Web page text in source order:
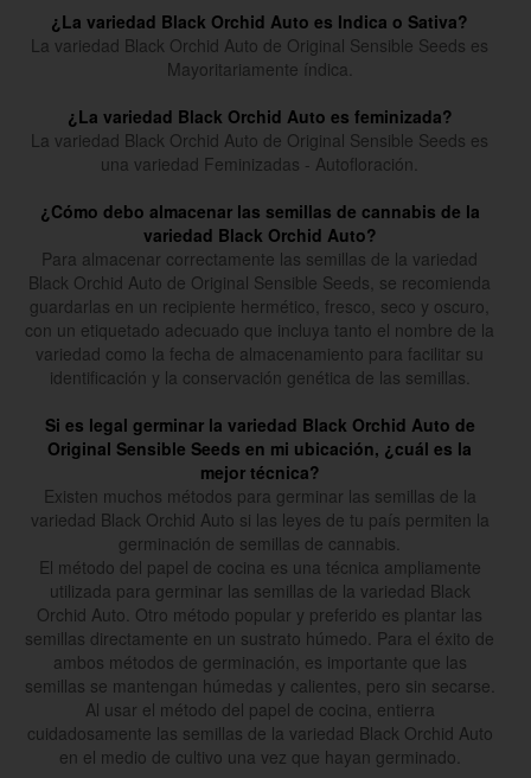
¿La variedad Black Orchid Auto es Indica o Sativa?
La variedad Black Orchid Auto de Original Sensible Seeds es
Mayoritariamente índica.
¿La variedad Black Orchid Auto es feminizada?
La variedad Black Orchid Auto de Original Sensible Seeds es
una variedad Feminizadas - Autofloración.
¿Cómo debo almacenar las semillas de cannabis de la
variedad Black Orchid Auto?
Para almacenar correctamente las semillas de la variedad
Black Orchid Auto de Original Sensible Seeds, se recomienda
guardarlas en un recipiente hermético, fresco, seco y oscuro,
con un etiquetado adecuado que incluya tanto el nombre de la
variedad como la fecha de almacenamiento para facilitar su
identificación y la conservación genética de las semillas.
Si es legal germinar la variedad Black Orchid Auto de
Original Sensible Seeds en mi ubicación, ¿cuál es la
mejor técnica?
Existen muchos métodos para germinar las semillas de la
variedad Black Orchid Auto si las leyes de tu país permiten la
germinación de semillas de cannabis.
El método del papel de cocina es una técnica ampliamente
utilizada para germinar las semillas de la variedad Black
Orchid Auto. Otro método popular y preferido es plantar las
semillas directamente en un sustrato húmedo. Para el éxito de
ambos métodos de germinación, es importante que las
semillas se mantengan húmedas y calientes, pero sin secarse.
Al usar el método del papel de cocina, entierra
cuidadosamente las semillas de la variedad Black Orchid Auto
en el medio de cultivo una vez que hayan germinado.